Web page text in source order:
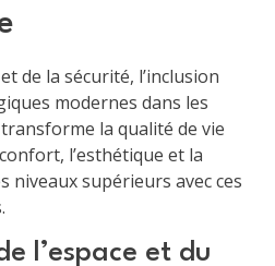
de la sécurité, l’inclusion
modernes dans les
la qualité de vie
l’esthétique et la
niveaux supérieurs avec ces
l’espace et du